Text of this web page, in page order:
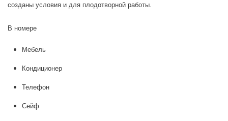
созданы условия и для плодотворной работы.
В номере
Мебель
Кондиционер
Телефон
Сейф